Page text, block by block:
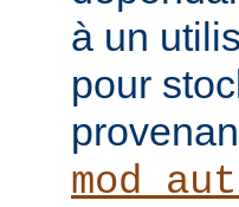
à un
pour